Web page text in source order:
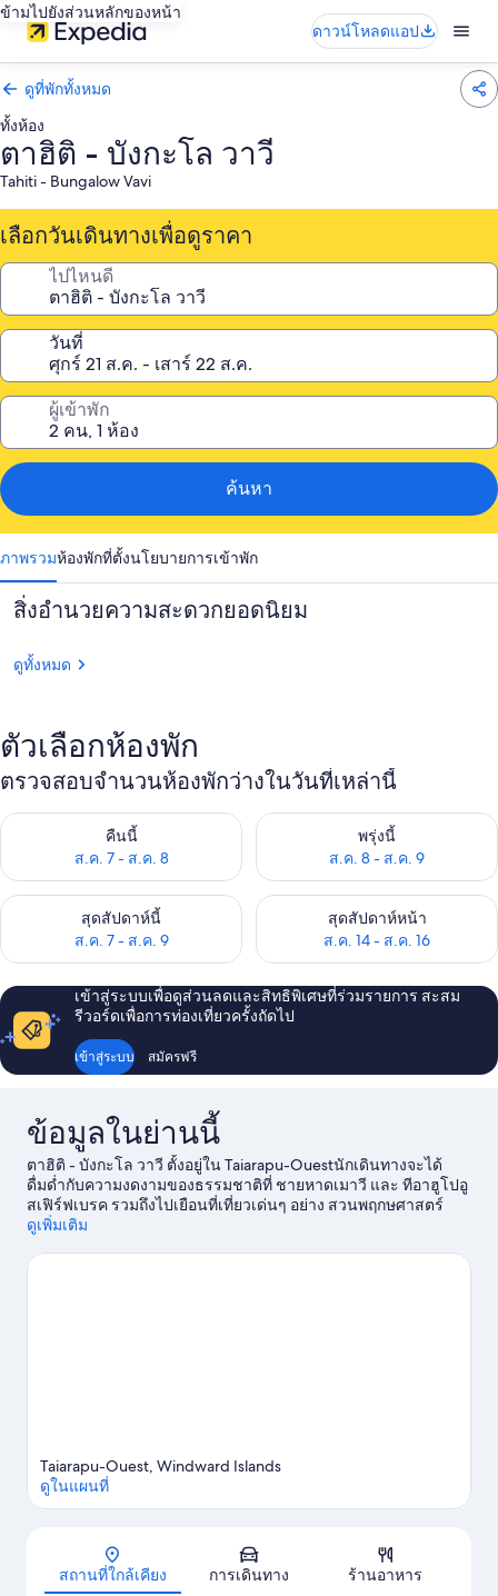
ข้ามไปยังส่วนหลักของหน้า
ดาวน์โหลดแอป
ดูที่พักทั้งหมด
ทั้งห้อง
ตาฮิติ - บังกะโล วาวี
Tahiti - Bungalow Vavi
เลือกวันเดินทางเพื่อดูราคา
ไปไหนดี
วันที่
ผู้เข้าพัก
ค้นหา
ภาพรวมห้องพักที่ตั้งนโยบายการเข้าพัก
สิ่งอำนวยความสะดวกยอดนิยม
ดูทั้งหมด
ตัวเลือกห้องพัก
ตรวจสอบจำนวนห้องพักว่างในวันที่เหล่านี้
คืนนี้
ส.ค. 7 - ส.ค. 8
ตรวจสอบจำนวนห้องพักว่างในคืนนี้ ส.ค. 7 - ส.ค. 8พรุ่งนี้
ส.ค. 8 - ส.ค. 9
ตรวจสอบจำนวนห้องพักว่างใน
สุดสัปดาห์นี้
ส.ค. 7 - ส.ค. 9
ตรวจสอบจำนวนห้องพักว่างในสุดสัปดาห์นี้ ส.ค. 7 - ส.ค. 9
สุดสัปดาห์หน้า
ส.ค. 14 - ส.ค. 16
ตรวจสอบจำนวนห้องพักว่างใน
เข้าสู่ระบบเพื่อดูส่วนลดและสิทธิพิเศษที่ร่วมรายการ สะสม
รีวอร์ดเพื่อการท่องเที่ยวครั้งถัดไป
เข้าสู่ระบบ สมัครฟรี
ข้อมูลในย่านนี้
ตาฮิติ - บังกะโล วาวี ตั้งอยู่ใน Taiarapu-Ouestนักเดินทางจะได้
ดื่มด่ำกับความงดงามของธรรมชาติที่ ชายหาดเมาวี และ ทีอาฮูโปอู
สเฟิร์ฟเบรค รวมถึงไปเยือนที่เที่ยวเด่นๆ อย่าง สวนพฤกษศาสตร์
แฮร์ริสันสมิธ และ สวนพฤกษศาสตร์
ดูเพิ่มเติม
แผนที่
Taiarapu-Ouest, Windward Islands
ดูในแผนที่
สถานที่ใกล้เคียง การเดินทาง ร้านอาหาร